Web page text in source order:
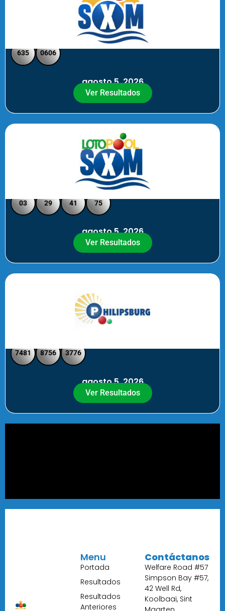
SXM Noche - Pick 3 Pick 4
635 0606
agosto 5, 2026
Ver Resultados
Loto Pool SXM Noche
03 29 41 75
agosto 5, 2026
Ver Resultados
7481 8756 3776
agosto 5, 2026
Ver Resultados
Menu
Portada
Resultados
Resultados
Anteriores
Contáctanos
Welfare Road #57
Simpson Bay #57,
42 Well Rd,
Koolbaai, Sint